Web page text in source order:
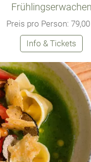
Frühlingserwachen
Preis pro Person:
Info & Tickets